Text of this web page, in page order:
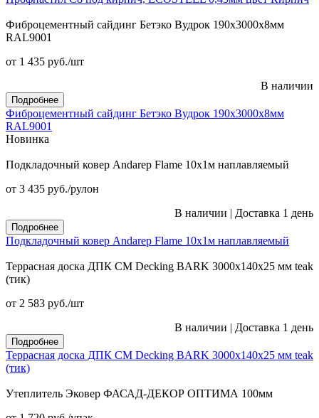
Фиброцементный сайдинг Бетэко Вудрок 190х3000х8мм
RAL9001
от 1 435 руб./шт
В наличии
Подробнее
Фиброцементный сайдинг Бетэко Вудрок 190х3000х8мм
RAL9001
Новинка
Подкладочный ковер Andarep Flame 10х1м наплавляемый
от 3 435 руб./рулон
В наличии | Доставка 1 день
Подробнее
Подкладочный ковер Andarep Flame 10х1м наплавляемый
Террасная доска ДПК CM Decking BARK 3000х140х25 мм teak
(тик)
от 2 583 руб./шт
В наличии | Доставка 1 день
Подробнее
Террасная доска ДПК CM Decking BARK 3000х140х25 мм teak
(тик)
Утеплитель Эковер ФАСАД-ДЕКОР ОПТИМА 100мм